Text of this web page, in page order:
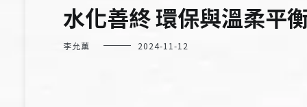
水化善終 環保與溫柔平
李允薰 2024-11-12